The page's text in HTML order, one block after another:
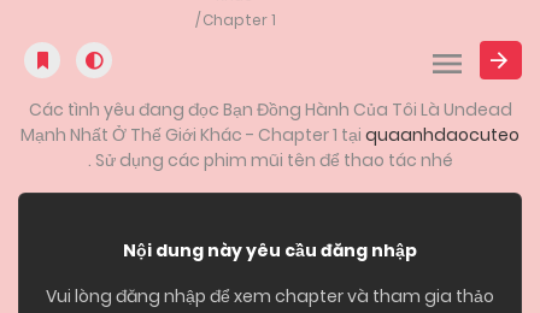
Chapter 1
Các tình yêu đang đọc Bạn Đồng Hành Của Tôi Là Undead
Mạnh Nhất Ở Thế Giới Khác - Chapter 1 tại quaanhdaocuteo
. Sử dụng các phim mũi tên để thao tác nhé
Nội dung này yêu cầu đăng nhập
Vui lòng đăng nhập để xem chapter và tham gia thảo